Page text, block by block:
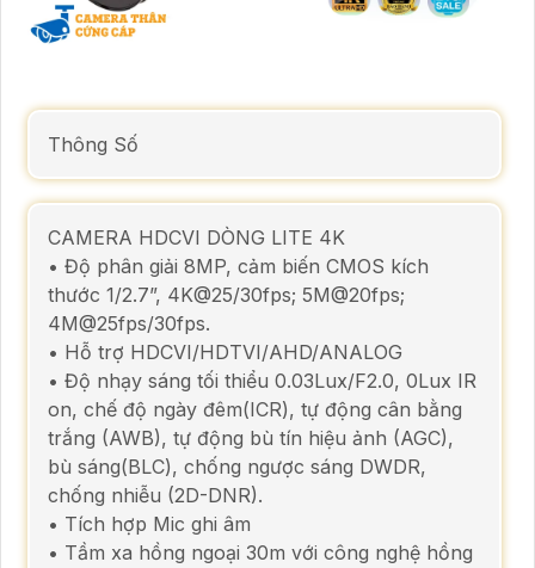
Thông Số
CAMERA HDCVI DÒNG LITE 4K
• Độ phân giải 8MP, cảm biến CMOS kích
thước 1/2.7”, 4K@25/30fps; 5M@20fps;
4M@25fps/30fps.
• Hỗ trợ HDCVI/HDTVI/AHD/ANALOG
• Độ nhạy sáng tối thiểu 0.03Lux/F2.0, 0Lux IR
on, chế độ ngày đêm(ICR), tự động cân bằng
trắng (AWB), tự động bù tín hiệu ảnh (AGC),
bù sáng(BLC), chống ngược sáng DWDR,
chống nhiễu (2D-DNR).
• Tích hợp Mic ghi âm
• Tầm xa hồng ngoại 30m với công nghệ hồng